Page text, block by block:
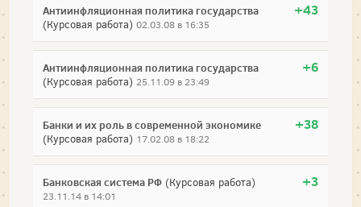
+43
Антиинфляционная политика государства
(Курсовая работа) 02.03.08 в 16:35
+6
Антиинфляционная политика государства
(Курсовая работа) 25.11.09 в 23:49
+38
Банки и их роль в современной экономике
(Курсовая работа) 17.02.08 в 18:22
+3
Банковская система РФ (Курсовая работа)
23.11.14 в 14:01